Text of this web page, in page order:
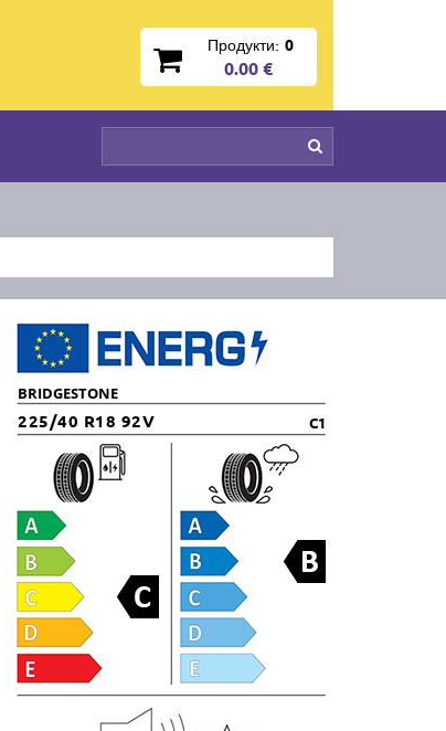
Продукти: 0
0.00 €
BRIDGESTONE
225/40 R18 92V C1